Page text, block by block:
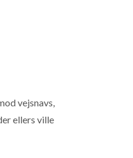
vejsnavs,
ellers ville